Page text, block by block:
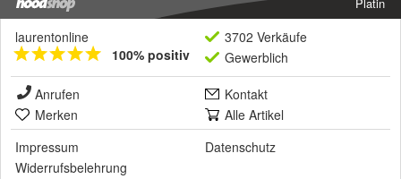
laurentonline
100% positiv
3702 Verkäufe
Gewerblich
Anrufen
Kontakt
Merken
Alle Artikel
Impressum
Datenschutz
Widerrufsbelehrung